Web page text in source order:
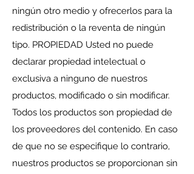
ningún otro medio y ofrecerlos para la
redistribución o la reventa de ningún
tipo. PROPIEDAD Usted no puede
declarar propiedad intelectual o
exclusiva a ninguno de nuestros
productos, modificado o sin modificar.
Todos los productos son propiedad de
los proveedores del contenido. En caso
de que no se especifique lo contrario,
nuestros productos se proporcionan sin